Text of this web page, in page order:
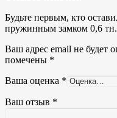
Будьте первым, кто
пружинным замком 0,6
Ваш адрес email не будет
помечены *
Ваша оценка *
Ваш отзыв *